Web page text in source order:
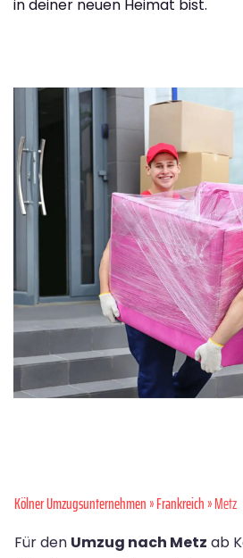
in deiner neuen Heimat bist.
Kölner Umzugsunternehmen»Frankreich» Metz
Für den Umzug nach Metz ab